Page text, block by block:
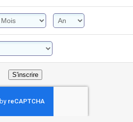
S'inscrire